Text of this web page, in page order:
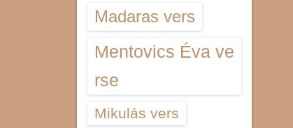
Madaras vers
Mentovics Éva ve
rse
Mikulás vers